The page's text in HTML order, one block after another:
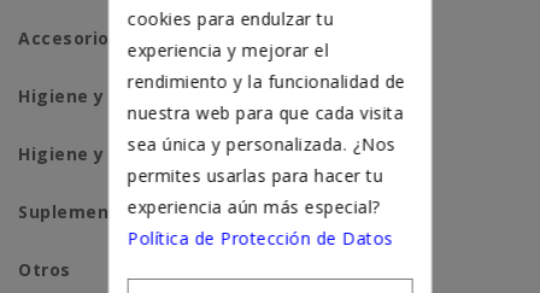
Accesorios para gatos
Higiene y salud perros
Higiene y salud gatos
Suplementación natural
Otros
cookies para endulzar tu
experiencia y mejorar el
rendimiento y la funcionalidad de
nuestra web para que cada visita
sea única y personalizada. ¿Nos
permites usarlas para hacer tu
experiencia aún más especial?
Política de Protección de Datos